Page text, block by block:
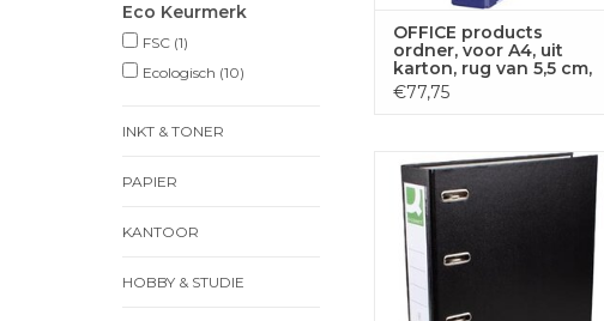
Eco Keurmerk
FSC (1)
Ecologisch (10)
INKT & TONER
PAPIER
KANTOOR
HOBBY & STUDIE
OFFICE products
ordner, voor A4, uit
karton, rug van 5,5 cm,
donkerblauw
€77,75
Q-CONNECT ordner, voor ft A4,
uit PP en papier, dubbel, rug
TOEVOEGEN AAN